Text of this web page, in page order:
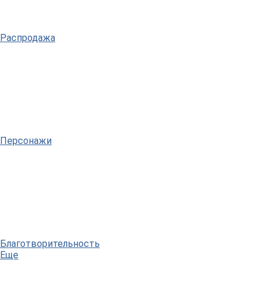
Распродажа
Персонажи
Благотворительность
Еще